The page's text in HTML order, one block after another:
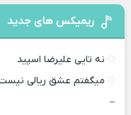
ریمیکس های جدید
نه تایی علیرضا اسپید
میگفتم عشق ریالی
–